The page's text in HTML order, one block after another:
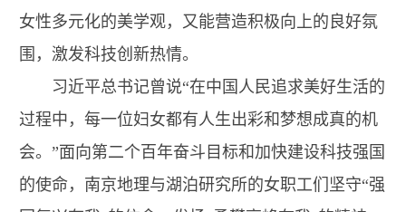
女性多元化的美学观，又能营造积极向上的良好氛
围，激发科技创新热情。
习近平总书记曾说“在中国人民追求美好生活的
过程中，每一位妇女都有人生出彩和梦想成真的机
会。”面向第二个百年奋斗目标和加快建设科技强国
的使命，南京地理与湖泊研究所的女职工们坚守“强